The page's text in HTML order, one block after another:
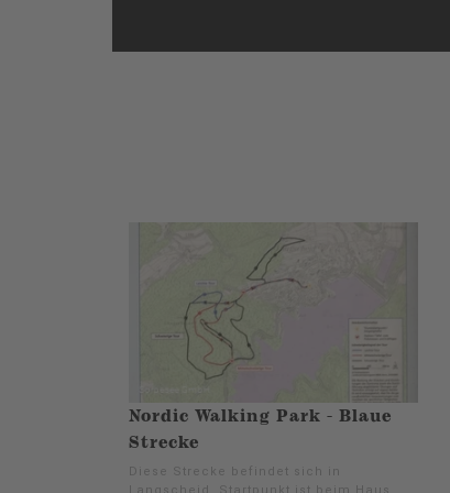
Nordic Walking Park - Blaue
Strecke
Diese Strecke befindet sich in